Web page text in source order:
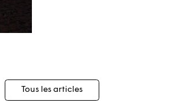
Tous les articles